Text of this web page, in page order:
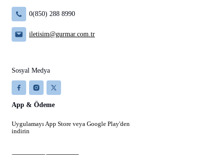
0(850) 288 8990
iletisim@gurmar.com.tr
Sosyal Medya
App & Ödeme
Uygulamayı App Store veya Google Play'den
indirin